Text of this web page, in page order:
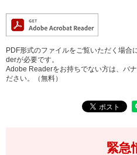
PDF形式のファイルをご覧いただく場
derが必要です。
Adobe Readerをお持ちでない方は、バ
ださい。（無料）
緊急